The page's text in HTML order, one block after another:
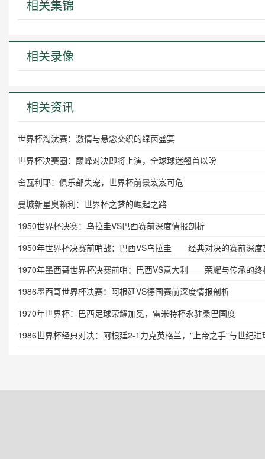
相关集锦
相关录像
相关资讯
世界杯淘汰赛：激情与悬念交织的绿茵盛宴
世界杯决赛圈：巅峰对决即将上演，全球球迷翘首以盼
舍瓦利耶：俱乐部失宠，世界杯前景岌岌可危
曼城新星奥赖利：世界杯之梦的崛起之路
1950世界杯决赛：乌拉圭VS巴西赛前深度情报剖析
1950年世界杯决赛前哨战：巴西VS乌拉圭——经典对决的赛前深度
1970年墨西哥世界杯决赛前哨：巴西VS意大利——荣耀与传承的终
1986墨西哥世界杯决赛：阿根廷VS德国赛前深度情报剖析
1970年世界杯：巴西足球荣耀加冕，雷米特杯永驻桑巴国度
1986世界杯经典对决：阿根廷2-1力克英格兰，"上帝之手"与世纪进